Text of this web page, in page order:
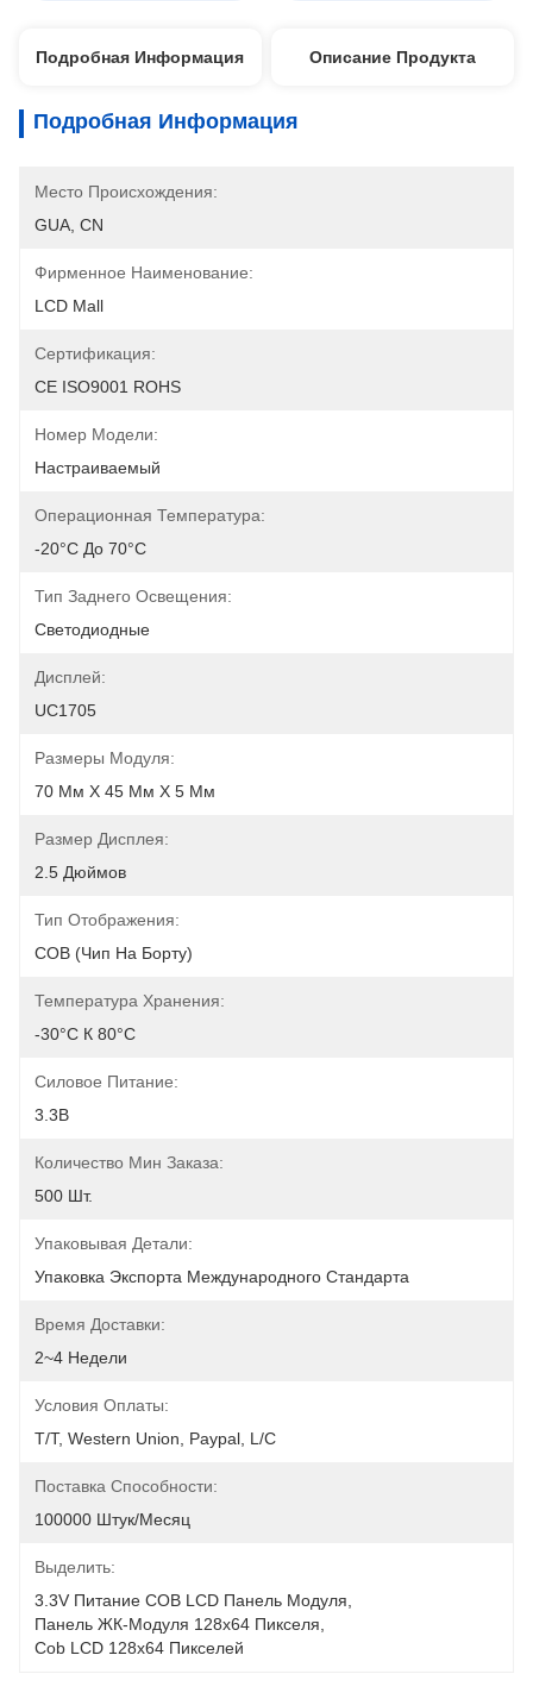
Подробная Информация Описание Продукта
Подробная Информация
Место Происхождения:
GUA, CN
Фирменное Наименование:
LCD Mall
Сертификация:
CE ISO9001 ROHS
Номер Модели:
Настраиваемый
Операционная Температура:
-20°C До 70°C
Тип Заднего Освещения:
Светодиодные
Дисплей:
UC1705
Размеры Модуля:
70 Мм Х 45 Мм Х 5 Мм
Размер Дисплея:
2.5 Дюймов
Тип Отображения:
COB (чип На Борту)
Температура Хранения:
-30°C К 80°C
Силовое Питание:
3.3В
Количество Мин Заказа:
500 Шт.
Упаковывая Детали:
Упаковка Экспорта Международного Стандарта
Время Доставки:
2~4 Недели
Условия Оплаты:
T/T, Western Union, Paypal, L/C
Поставка Способности:
100000 Штук/месяц
Выделить:
3.3V Питание COB LCD Панель Модуля
Панель ЖК-Модуля 128x64 Пикселя
Cob LCD 128x64 Пикселей